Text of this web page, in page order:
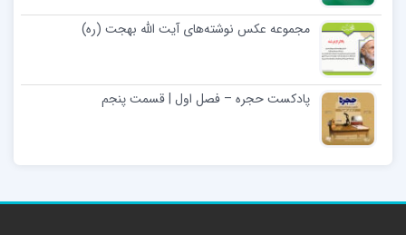
مجموعه عکس نوشته‌های آیت الله بهجت (ره)
پادکست حجره – فصل اول | قسمت پنجم